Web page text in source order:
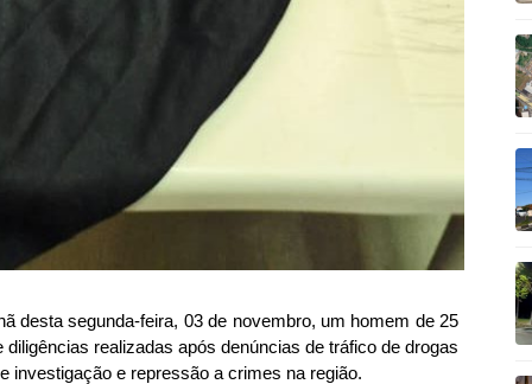
desta segunda-feira, 03 de novembro, um homem de 25
realizadas após denúncias de tráfico de drogas
investigação e repressão a crimes na região.